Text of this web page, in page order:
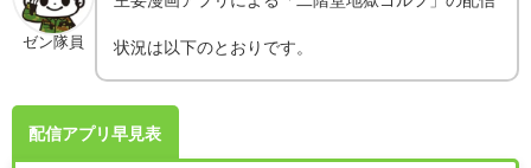
ゼン隊員 状況は以下のとおりです。
配信アプリ早見表